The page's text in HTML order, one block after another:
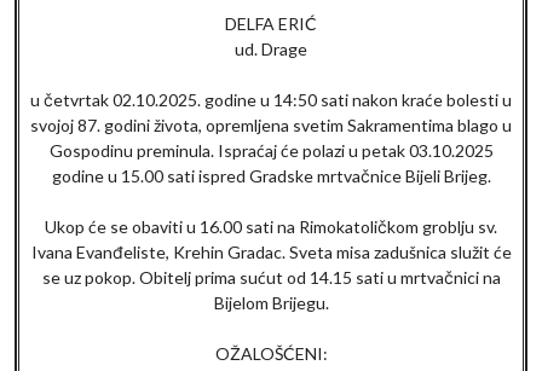
DELFA ERIĆ
ud. Drage
u četvrtak 02.10.2025. godine u 14:50 sati nakon kraće bolesti u
svojoj 87. godini života, opremljena svetim Sakramentima blago u
Gospodinu preminula. Ispraćaj će polazi u petak 03.10.2025
godine u 15.00 sati ispred Gradske mrtvačnice Bijeli Brijeg.
Ukop će se obaviti u 16.00 sati na Rimokatoličkom groblju sv.
Ivana Evanđeliste, Krehin Gradac. Sveta misa zadušnica služit će
se uz pokop. Obitelj prima sućut od 14.15 sati u mrtvačnici na
Bijelom Brijegu.
OŽALOŠĆENI: